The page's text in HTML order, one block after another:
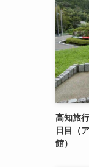
高知旅
日目（
館）